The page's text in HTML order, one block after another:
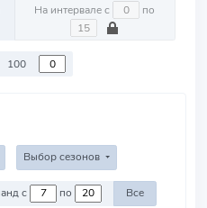
На интервале с по
100
Выбор сезонов
Против команд с по Все